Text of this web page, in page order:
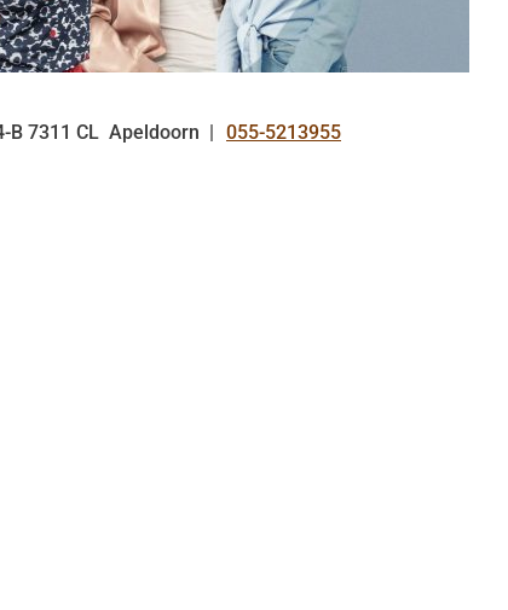
B 7311 CL Apeldoorn Tel:
055-5213955